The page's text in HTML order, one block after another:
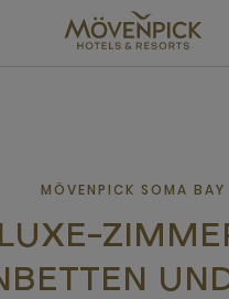
MÖVENPICK SOMA BAY